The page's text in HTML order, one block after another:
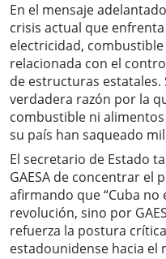
En el mensaje
crisis actual que
electricidad,
relacionada con el
de estructuras estatales.
verdadera razón por la
combustible ni
su país han saqueado
El secretario de Estado
GAESA de concentrar el
afirmando que “Cuba
revolución, sino por
refuerza la postura
estadounidense hacia el